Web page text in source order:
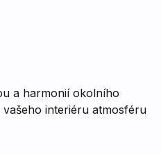
a harmonií okolního
interiéru atmosféru